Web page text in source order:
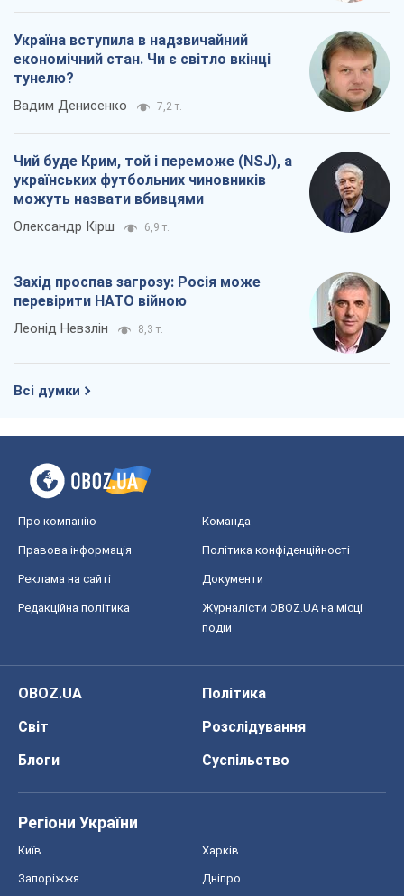
Україна вступила в надзвичайний
економічний стан. Чи є світло вкінці
тунелю?
Вадим Денисенко 7,2 т.
Чий буде Крим, той і переможе (NSJ), а
українських футбольних чиновників
можуть назвати вбивцями
Олександр Кірш 6,9 т.
Захід проспав загрозу: Росія може
перевірити НАТО війною
Леонід Невзлін 8,3 т.
Всі думки
Про компанію Команда
Правова інформація Політика конфіденційності
Реклама на сайті Документи
Редакційна політика
Журналісти OBOZ.UA на місці
подій
OBOZ.UA
Політика
Світ
Розслідування
Блоги
Суспільство
Регіони України
Київ Харків
Запоріжжя Дніпро